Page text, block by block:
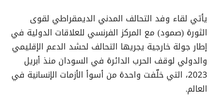
يأتي لقاء وفد التحالف المدني الديمقراطي لقوى
الثورة (صمود) مع المركز الفرنسي للعلاقات الدولية في
إطار جولة خارجية يجريها التحالف لحشد الدعم الإقليمي
والدولي لوقف الحرب الدائرة في السودان منذ أبريل
2023، التي خلّفت واحدة من أسوأ الأزمات الإنسانية في
العالم.